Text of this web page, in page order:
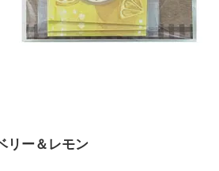
リー＆レモン